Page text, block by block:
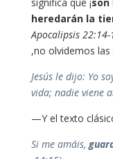
heredarán la
Apocalipsis
no olvidemos las
Jesús le dijo: Yo
vida; nadie viene
Y el texto
Si me amáis,g